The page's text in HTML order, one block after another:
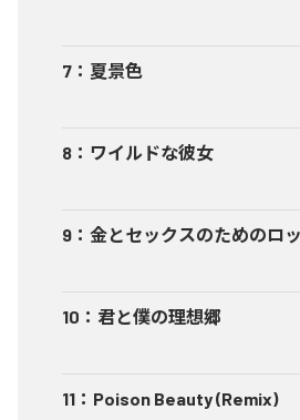
7 ： 夏景色
8 ： ワイルドな彼女
9 ： 金とセックスのためのロ
10 ： 君と僕の理想郷
11 ： Poison Beauty (Remix)